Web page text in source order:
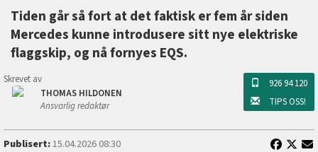
Tiden går så fort at det faktisk er fem år siden
Mercedes kunne introdusere sitt nye elektriske
flaggskip, og nå fornyes EQS.
Skrevet av
THOMAS HILDONEN
Ansvarlig redaktør
926 94 120
TIPS OSS!
Publisert:15.04.2026 08:30